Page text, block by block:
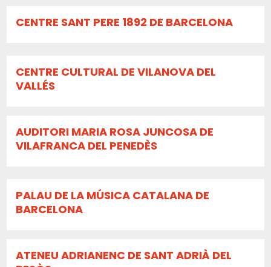
CENTRE SANT PERE 1892 DE BARCELONA
CENTRE CULTURAL DE VILANOVA DEL
VALLÉS
AUDITORI MARIA ROSA JUNCOSA DE
VILAFRANCA DEL PENEDÈS
PALAU DE LA MÚSICA CATALANA DE
BARCELONA
ATENEU ADRIANENC DE SANT ADRIÀ DEL